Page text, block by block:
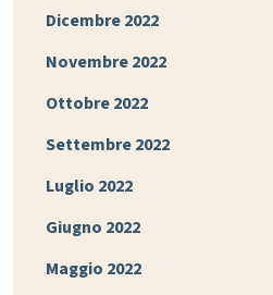
Dicembre 2022
Novembre 2022
Ottobre 2022
Settembre 2022
Luglio 2022
Giugno 2022
Maggio 2022